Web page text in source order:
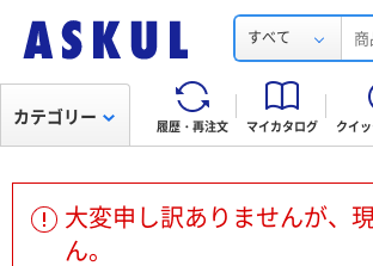
すべて
履歴・再注文 マイカタログ クイ
カテゴリー
大変申し訳ありませんが、
ん。